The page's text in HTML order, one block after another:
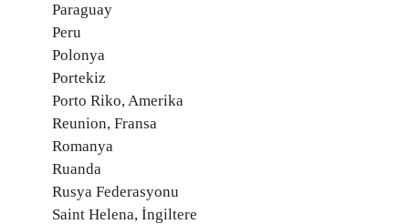
Paraguay
Peru
Polonya
Portekiz
Porto Riko, Amerika
Reunion, Fransa
Romanya
Ruanda
Rusya Federasyonu
Saint Helena, İngiltere